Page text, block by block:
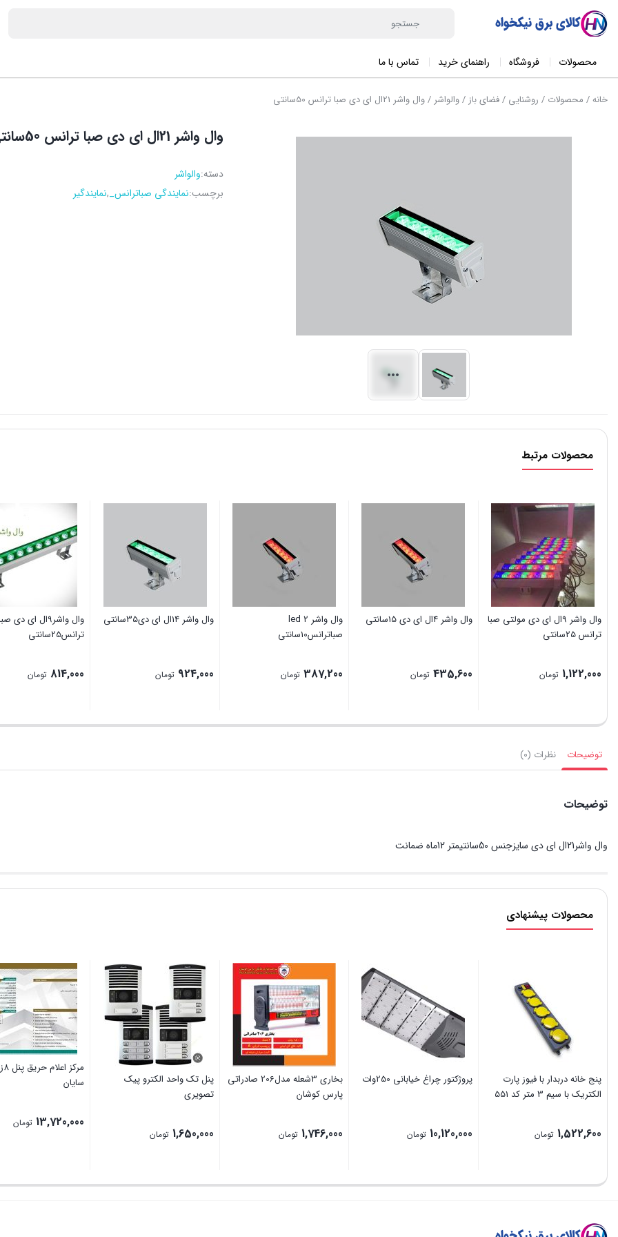
محصولات فروشگاه راهنمای خرید تماس با ما
خانه/ محصولات / روشنایی /فضای باز /والواشر / وال واشر 21ال ای دی صبا ترانس 50سانتی
وال واشر 21ال ای دی صبا ترانس 50سانتی
دسته:والواشر
برچسب:نمایندگی صباترانس_,نمایندگیر
محصولات مرتبط
وال واشر 9ال ای دی مولتی صبا
ترانس 25سانتی
1,122,000 تومان
وال واشر 4ال ای دی 15سانتی
435,600 تومان
وال واشر 2 led
صباترانس10سانتی
387,200 تومان
وال واشر 14ال ای دی35سانتی
924,000 تومان
وال واشر9ال ای دی
ترانس25سانتی
814,000 تومان
توضیحات نظرات (0)
توضیحات
وال واشر21ال ای دی سایزجنس 50سانتیمتر 12ماه ضمانت
محصولات پیشنهادی
پنج خانه دربدار با فیوز پارت
الکتریک با سیم 3 متر کد 551
1,522,600 تومان
پروژکتور چراغ خیابانی 250وات
10,120,000 تومان
بخاری 3شعله مدل206 صادراتی
پارس کوشان
1,746,000 تومان
پنل تک واحد الکترو پیک
تصویری
1,650,000 تومان
سایان
13,720,000 تومان